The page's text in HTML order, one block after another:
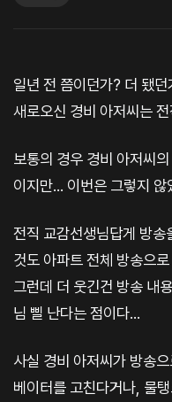
일년 전 쯤이던가? 더 됐
새로오신 경비 아저씨는
보통의 경우 경비 아저씨
이지만... 이번은 그렇지 않
전직 교감선생님답게 방송
것도 아파트 전체 방송으
그런데 더 웃긴건 방송 내
님 삘 난다는 점이다...
사실 경비 아저씨가 방송
베이터를 고친다거나, 물